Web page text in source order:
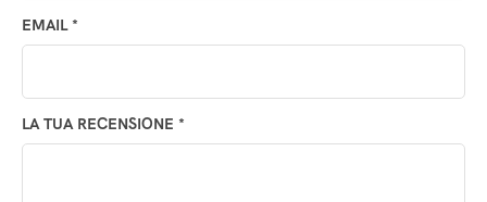
LA TUA RECENSIONE *
EMAIL *